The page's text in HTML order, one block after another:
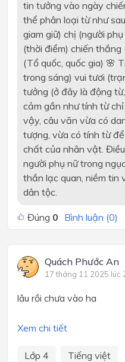
tin tưởng vào ngày
thể phân loại từ như
giam giữ) chị (người
(thời điểm) chiến
(Tổ quốc, quốc gia) 🌸
trong sáng) vui tươi
tưởng (ở đây là động
cảm gần như tính từ
vậy, câu văn vừa có
tượng, vừa có tính từ
chất của nhân vật.
người phụ nữ trong
thần lạc quan, niềm tin
dân tộc.
Đúng 0 Bình luận (0)
Quách Phước An
17 tháng 11 2025 lúc
lâu rồi chưa vào ha
Xem chi tiết
Lớp 4 Tiếng việt